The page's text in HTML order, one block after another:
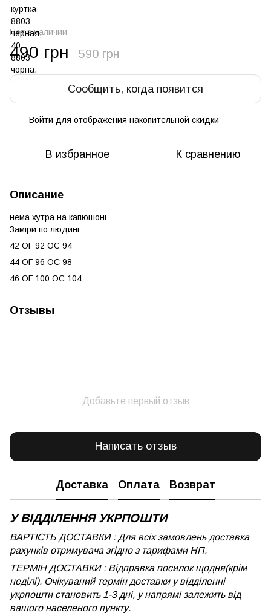
Нет в наличии
490 грн 590 грн
Сообщить, когда появится
Войти для отображения накопительной скидки
В избранное К сравнению
Описание
нема хутра на капюшоні
Заміри по людині
42 ОГ 92 ОС 94
44 ОГ 96 ОС 98
46 ОГ 100 ОС 104
Отзывы
Добавьте первый отзыв
Написать отзыв
Доставка Оплата Возврат
У ВІДДІЛЕННЯ УКРПОШТИ
ВАРТІСТЬ ДОСТАВКИ : Для всіх замовлень доставка
рахунків отримувача згідно з тарифами НП.
ТЕРМІН ДОСТАВКИ : Відправка посилок щодня(крім
неділі). Очікуваний термін доставки у відділенні
укрпошти становить 1-3 дні, у напрямі залежить від
вашого населеного пункту.